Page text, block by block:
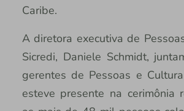
Caribe.
A diretora executiva de
Sicredi, Daniele Schmidt,
gerentes de Pessoas e
esteve presente na cerimônia